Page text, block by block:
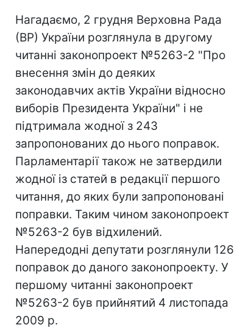
Нагадаємо, 2 грудня Верховна Рада
(ВР) України розглянула в другому
читанні законопроект №5263-2 "Про
внесення змін до деяких
законодавчих актів України відносно
виборів Президента України" і не
підтримала жодної з 243
запропонованих до нього поправок.
Парламентарії також не затвердили
жодної із статей в редакції першого
читання, до яких були запропоновані
поправки. Таким чином законопроект
№5263-2 був відхилений.
Напередодні депутати розглянули 126
поправок до даного законопроекту. У
першому читанні законопроект
№5263-2 був прийнятий 4 листопада
2009 р.